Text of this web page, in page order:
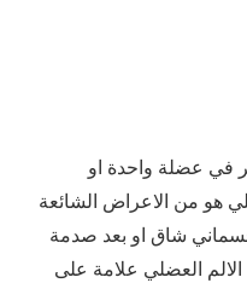
في عضلة واحدة او
هو من الاعراض الشائعة
شاق او بعد صدمة
العضلي علامة على